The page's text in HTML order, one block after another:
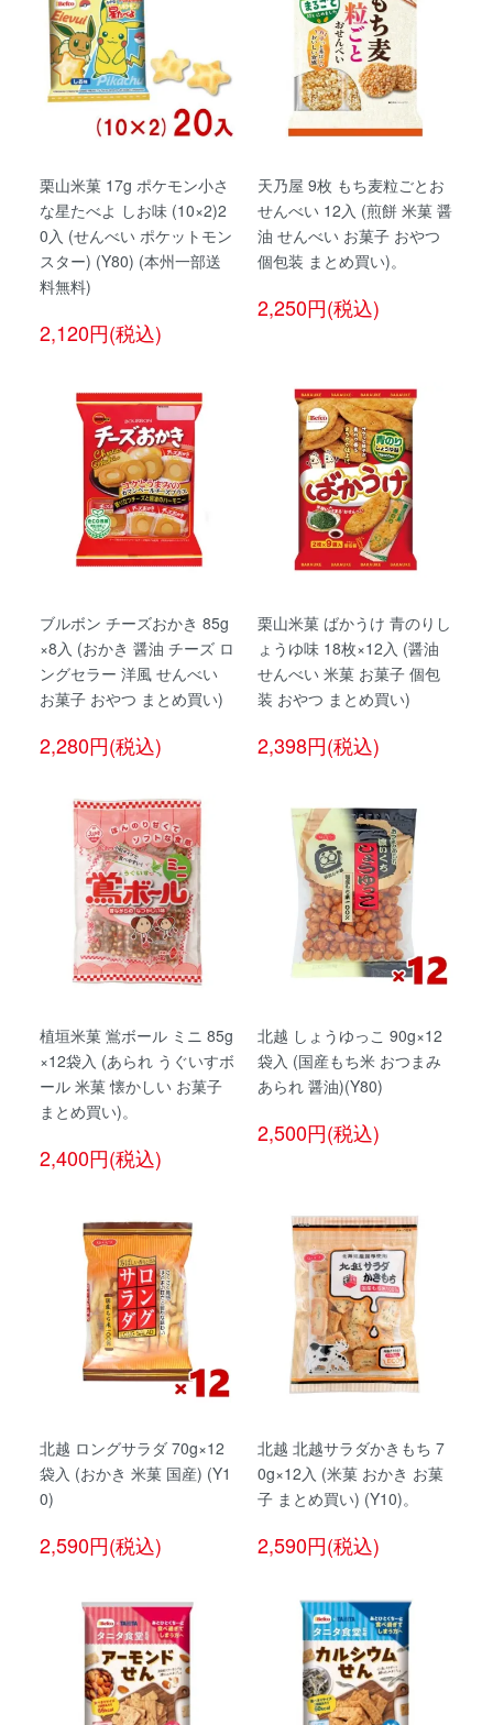
栗山米菓 17g ポケモン小さ
な星たべよ しお味 (10×2)2
0入 (せんべい ポケットモン
スター) (Y80) (本州一部送
料無料)
2,120円(税込)
天乃屋 9枚 もち麦粒ごとお
せんべい 12入 (煎餅 米菓 醤
油 せんべい お菓子 おやつ
個包装 まとめ買い)。
2,250円(税込)
ブルボン チーズおかき 85g
×8入 (おかき 醤油 チーズ ロ
ングセラー 洋風 せんべい
お菓子 おやつ まとめ買い)
2,280円(税込)
栗山米菓 ばかうけ 青のりし
ょうゆ味 18枚×12入 (醤油
せんべい 米菓 お菓子 個包
装 おやつ まとめ買い)
2,398円(税込)
植垣米菓 鴬ボール ミニ 85g
×12袋入 (あられ うぐいすボ
ール 米菓 懐かしい お菓子
まとめ買い)。
2,400円(税込)
北越 しょうゆっこ 90g×12
袋入 (国産もち米 おつまみ
あられ 醤油)(Y80)
2,500円(税込)
北越 ロングサラダ 70g×12
袋入 (おかき 米菓 国産) (Y1
0)
2,590円(税込)
北越 北越サラダかきもち 7
0g×12入 (米菓 おかき お菓
子 まとめ買い) (Y10)。
2,590円(税込)